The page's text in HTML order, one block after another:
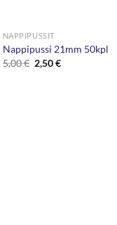
NAPPIPUSSIT
Nappipussi 21mm 50kpl
5,00€ Alkuperäinen
hinta
2,50€Nykyinen